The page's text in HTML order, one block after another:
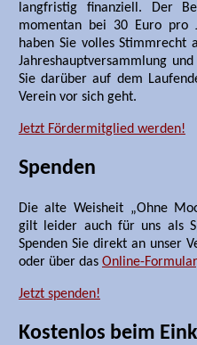
langfristig finanziell. Der
momentan bei 30 Euro pro
haben Sie volles Stimmrecht
Jahreshauptversammlung
Sie darüber auf dem
Verein vor sich geht.
Jetzt Fördermitglied werden!
Spenden
Die alte Weisheit „Ohne
gilt leider auch für uns als
Spenden Sie direkt an unser
oder über das Online-Formular
Jetzt spenden!
Kostenlos beim